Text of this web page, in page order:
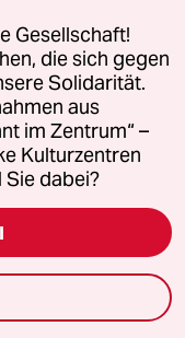
Gesellschaft!
die sich gegen
Solidarität.
aus
im Zentrum“ –
Kulturzentren
dabei?